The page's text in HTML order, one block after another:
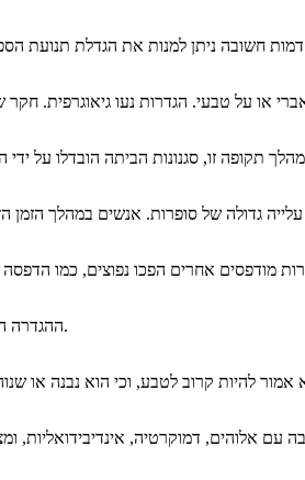
ההגדרה העיקרית התמקדה רוחניות וטבע.